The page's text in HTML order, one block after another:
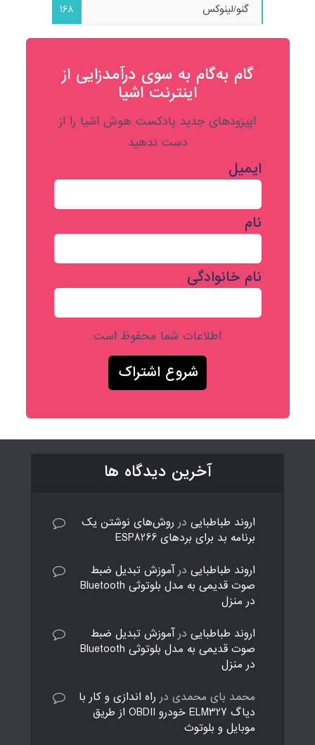
گنو/لینوکس
168
گام به‌گام به‌ سوی درآمدزایی از
اینترنت اشیا
اپیزودهای جدید پادکست هوش اشیا را از
دست ندهید
ایمیل
نام
نام خانوادگی
اطلاعات شما محفوظ است
آخرین دیدگاه ها
اروند طباطبایی در روش‌های نوشتن یک
برنامه بد برای بردهای ESP8266
اروند طباطبایی درآموزش تبدیل ضبط
صوت قدیمی به مدل بلوتوثی Bluetooth
در منزل
اروند طباطبایی درآموزش تبدیل ضبط
صوت قدیمی به مدل بلوتوثی Bluetooth
در منزل
محمد بای محمدی در راه اندازی و کار با
دیاگ ELM327 خودرو OBDII از طریق
موبایل و بلوتوث